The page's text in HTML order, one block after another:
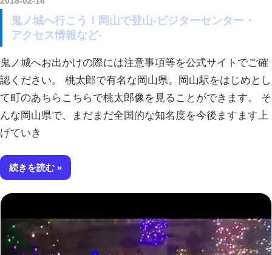
鬼ノ城へ行こう！岡山で登山-ビジターセンター・
アクセス情報など-
鬼ノ城へお出かけの際には注意事項等を公式サイトでご確
認ください。 桃太郎で有名な岡山県。岡山駅をはじめとし
て町のあちらこちらで桃太郎像を見ることができます。 そ
んな岡山県で、まだまだ全国的な知名度を今後ますます上
げていき
続きを読む